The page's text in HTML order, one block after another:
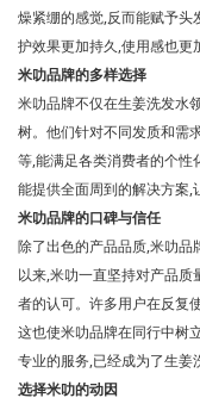
燥紧绷的感觉,反而能赋予
护效果更加持久,使用感也更
米叻品牌的多样选择
米叻品牌不仅在生姜洗发水
树。他们针对不同发质和需
等,能满足各类消费者的个
能提供全面周到的解决方案,
米叻品牌的口碑与信任
除了出色的产品品质,米叻品
以来,米叻一直坚持对产品
者的认可。许多用户在反复
这也使米叻品牌在同行中树
专业的服务,已经成为了生姜
选择米叻的动因